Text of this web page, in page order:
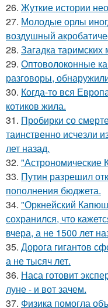
26. Жуткие истории
27. Молодые орлы
воздушный
28. Загадка таримских
29. Оптоволоконные
разговоры,
30. Когда-то вся
котиков жила.
31. Пробирки со
таинственно исчезли
лет назад.
32.
33. Путин разрешил
пополнения бюджета.
34. "Оркнейский
сохранился, что
вчера, а не 1500 лет
35. Дорога гигантов
а не тысяч лет.
36. Наса готовит
луне - и вот зачем.
37. Физика помогла